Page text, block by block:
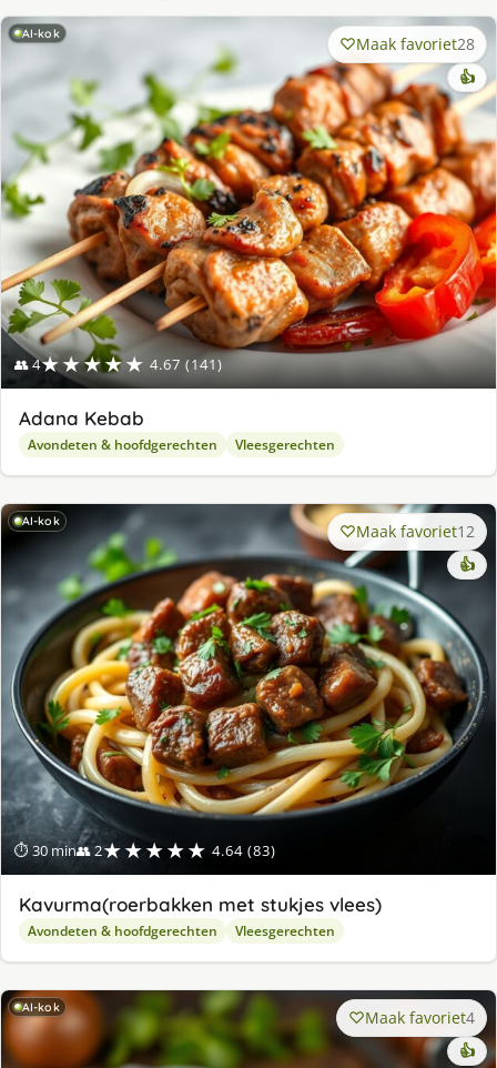
AI-kok
👥 4★★★★★ 4.67 (141)
Maak favoriet28
👍
Adana Kebab
Avondeten & hoofdgerechten Vleesgerechten
AI-kok
⏱ 30 min👥 2★★★★★ 4.64 (83)
Maak favoriet12
👍
Kavurma(roerbakken met stukjes vlees)
Avondeten & hoofdgerechten Vleesgerechten
AI-kok Maak favoriet4
👍